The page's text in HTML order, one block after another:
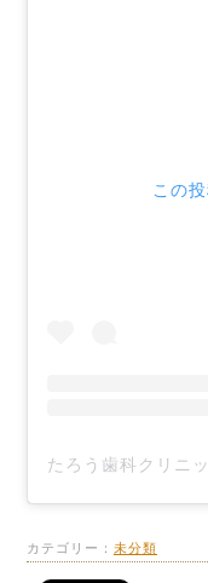
この
たろう歯科クリニ
カテゴリー： 未分類